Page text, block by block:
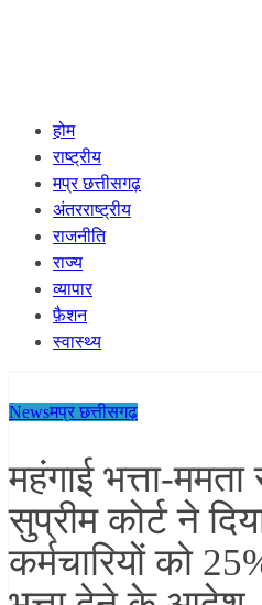
होम
राष्ट्रीय
मप्र छत्तीसगढ़
अंतरराष्ट्रीय
राजनीति
राज्य
व्यापार
फ़ैशन
स्वास्थ्य
Newsमप्र छत्तीसगढ़
महंगाई भत्ता-
सुप्रीम कोर्ट ने
कर्मचारियों को